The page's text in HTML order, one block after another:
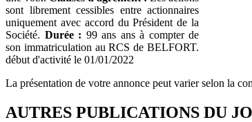
sont librement cessibles entre actionnaires
uniquement avec accord du Président de la
Société. Durée : 99 ans ans à compter de
son immatriculation au RCS de BELFORT.
début d'activité le 01/01/2022
La présentation de votre annonce peut varier selon la
AUTRES PUBLICATIONS DU